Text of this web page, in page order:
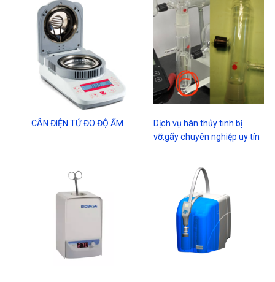
CÂN ĐIỆN TỬ ĐO ĐỘ ẨM
Dịch vụ hàn thủy tinh bị
vỡ,gãy chuyên nghiệp uy tín